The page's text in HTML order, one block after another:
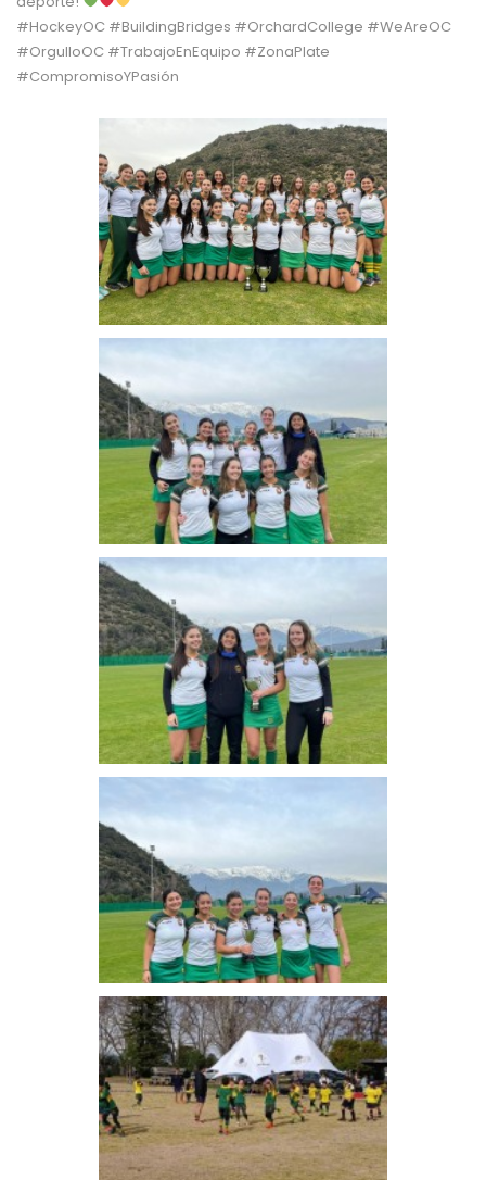
#HockeyOC #BuildingBridges #OrchardCollege #WeAreOC
#OrgulloOC #TrabajoEnEquipo #ZonaPlate
#CompromisoYPasión